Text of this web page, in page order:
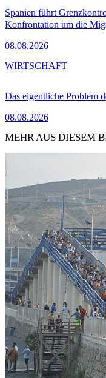
Spanien führt
Konfrontation um die
08.08.2026
Das eigentliche Problem
08.08.2026
WIRTSCHAFT
MEHR AUS DIESEM